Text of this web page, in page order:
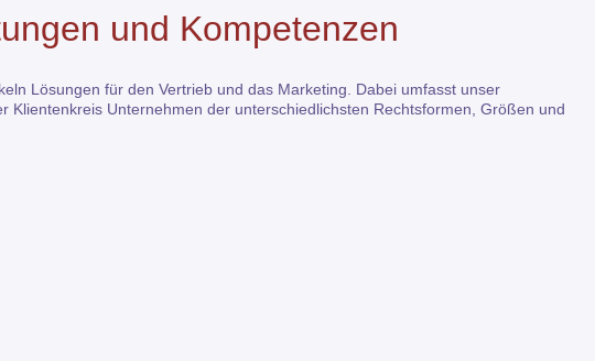
und Kompetenzen
Lösungen für den Vertrieb und das Marketing. Dabei umfasst unser
Klientenkreis Unternehmen der unterschiedlichsten Rechtsformen, Größen und